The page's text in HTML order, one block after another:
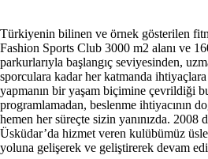
Türkiyenin bilinen ve örnek gösterilen
Fashion Sports Club 3000 m2 alanı ve
parkurlarıyla başlangıç seviyesinden,
sporculara kadar her katmanda
yapmanın bir yaşam biçimine çevrildiği
programlamadan, beslenme ihtiyacının
hemen her süreçte sizin yanınızda. 2008
Üsküdar’da hizmet veren kulübümüz
yoluna gelişerek ve geliştirerek devam